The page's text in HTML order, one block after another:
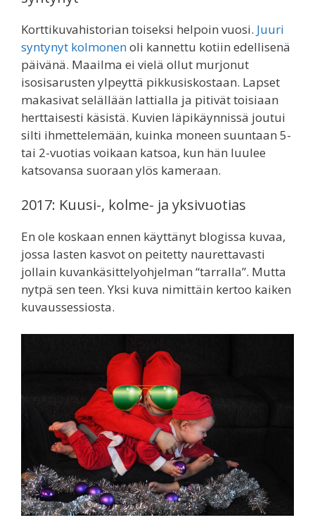
Korttikuvahistorian toiseksi helpoin vuosi. Juuri
syntynyt kolmonenoli kannettu kotiin edellisenä
päivänä. Maailma ei vielä ollut murjonut
isosisarusten ylpeyttä pikkusiskostaan. Lapset
makasivat selällään lattialla ja pitivät toisiaan
herttaisesti käsistä. Kuvien läpikäynnissä joutui
silti ihmettelemään, kuinka moneen suuntaan 5-
tai 2-vuotias voikaan katsoa, kun hän luulee
katsovansa suoraan ylös kameraan.
2017: Kuusi-, kolme- ja yksivuotias
En ole koskaan ennen käyttänyt blogissa kuvaa,
jossa lasten kasvot on peitetty naurettavasti
jollain kuvankäsittelyohjelman “tarralla”. Mutta
nytpä sen teen. Yksi kuva nimittäin kertoo kaiken
kuvaussessiosta.